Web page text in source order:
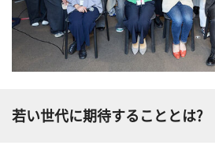
若い世代に期待することとは?